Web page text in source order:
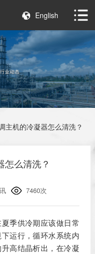
English
主机的冷凝器怎么清洗？
怎么清洗？
7460次
季供冷期应该做日常
运行，循环水系统内
高结晶析出，在冷凝